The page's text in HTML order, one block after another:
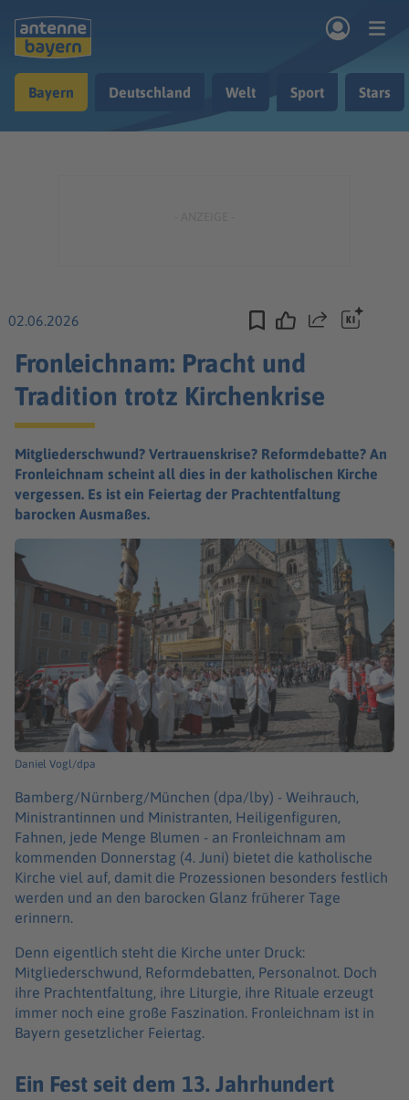
Musik & Radio
Bayern Deutschland Welt Sport Stars
02.06.2026 Teilen
Fronleichnam: Pracht und
Tradition trotz Kirchenkrise
Mitgliederschwund? Vertrauenskrise? Reformdebatte? An
Fronleichnam scheint all dies in der katholischen Kirche
vergessen. Es ist ein Feiertag der Prachtentfaltung
barocken Ausmaßes.
Daniel Vogl/dpa
Bamberg/Nürnberg/München (dpa/lby) - Weihrauch,
Ministrantinnen und Ministranten, Heiligenfiguren,
Fahnen, jede Menge Blumen - an Fronleichnam am
kommenden Donnerstag (4. Juni) bietet die katholische
Kirche viel auf, damit die Prozessionen besonders festlich
werden und an den barocken Glanz früherer Tage
erinnern.
Denn eigentlich steht die Kirche unter Druck:
Mitgliederschwund, Reformdebatten, Personalnot. Doch
ihre Prachtentfaltung, ihre Liturgie, ihre Rituale erzeugt
immer noch eine große Faszination. Fronleichnam ist in
Bayern gesetzlicher Feiertag.
Ein Fest seit dem 13. Jahrhundert